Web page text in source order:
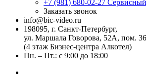
+7 (981) 680-02-27
Заказать звонок
info@bic-video.ru
198095, г. Санкт-Петербург,
ул. Маршала Говорова, 52А, пом.
(4 этаж Бизнес-центра Алкотел)
Пн. – Пт.: с 9:00 до 18:00